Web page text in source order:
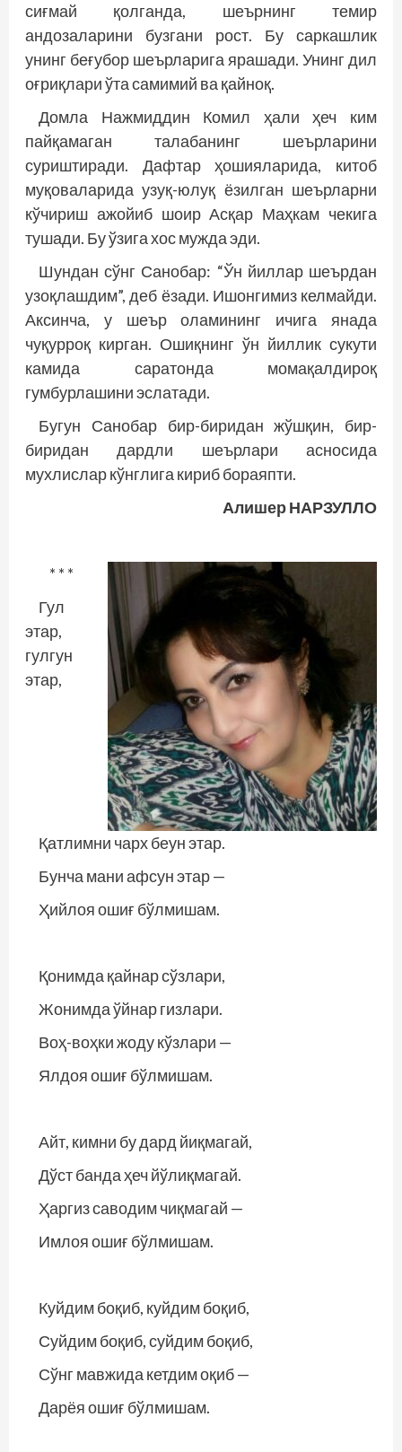
сиғмай қолганда, шеърнинг темир
андозаларини бузгани рост. Бу саркашлик
унинг беғубор шеърларига ярашади. Унинг дил
оғриқлари ўта самимий ва қайноқ.
Домла Нажмиддин Комил ҳали ҳеч ким
пайқамаган талабанинг шеърларини
суриштиради. Дафтар ҳошияларида, китоб
муқоваларида узуқ-юлуқ ёзилган шеърларни
кўчириш ажойиб шоир Асқар Маҳкам чекига
тушади. Бу ўзига хос мужда эди.
Шундан сўнг Санобар: “Ўн йиллар шеърдан
узоқлашдим”, деб ёзади. Ишонгимиз келмайди.
Аксинча, у шеър оламининг ичига янада
чуқурроқ кирган. Ошиқнинг ўн йиллик сукути
камида саратонда момақалдироқ
гумбурлашини эслатади.
Бугун Санобар бир-биридан жўшқин, бир-
биридан дардли шеърлари асносида
мухлислар кўнглига кириб бораяпти.
Алишер НАРЗУЛЛО
* * *
Гул
этар,
гулгун
этар,
Қатлимни чарх беун этар.
Бунча мани афсун этар —
Ҳийлоя ошиғ бўлмишам.
Қонимда қайнар сўзлари,
Жонимда ўйнар гизлари.
Воҳ-воҳки жоду кўзлари —
Ялдоя ошиғ бўлмишам.
Айт, кимни бу дард йиқмагай,
Дўст банда ҳеч йўлиқмагай.
Ҳаргиз саводим чиқмагай —
Имлоя ошиғ бўлмишам.
Куйдим боқиб, куйдим боқиб,
Суйдим боқиб, суйдим боқиб,
Сўнг мавжида кетдим оқиб —
Дарёя ошиғ бўлмишам.